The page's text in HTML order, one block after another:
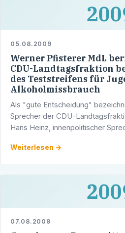
05.08.2009
Werner Pfisterer MdL
CDU-Landtagsfraktion
des Teststreifens für
Alkoholmissbrauch
Als "gute Entscheidung"
Sprecher der CDU-
Hans Heinz, innenpolitischer
Weiterlesen →
07.08.2009